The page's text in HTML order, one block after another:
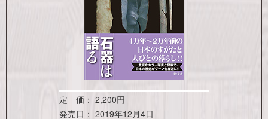
定 価： 2,200円
発売日： 2019年12月4日